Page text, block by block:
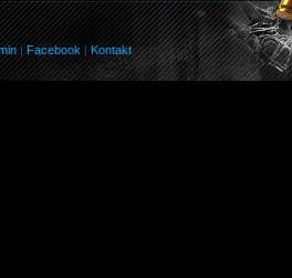
|Facebook | Kontakt